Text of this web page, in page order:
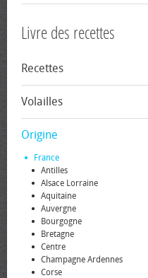
Livre des recettes
Recettes
Volailles
Origine
France
Antilles
Alsace Lorraine
Aquitaine
Auvergne
Bourgogne
Bretagne
Centre
Champagne Ardennes
Corse